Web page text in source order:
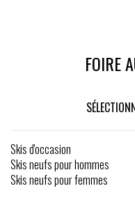
FOIRE
Skis d'occasion
Skis neufs pour hommes
Skis neufs pour femmes